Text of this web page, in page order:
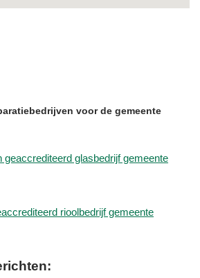
voor de gemeente
geaccrediteerd glasbedrijf gemeente
rioolbedrijf gemeente